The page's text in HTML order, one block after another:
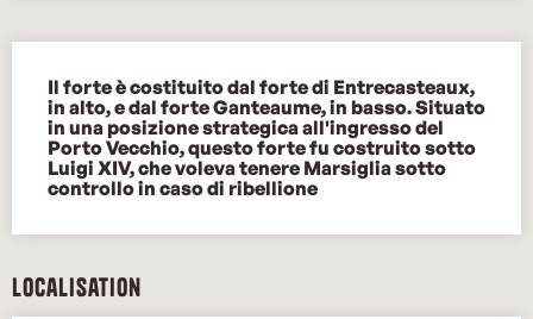
Il forte è costituito dal forte di Entrecasteaux,
in alto, e dal forte Ganteaume, in basso. Situato
in una posizione strategica all'ingresso del
Porto Vecchio, questo forte fu costruito sotto
Luigi XIV, che voleva tenere Marsiglia sotto
controllo in caso di ribellione
Localisation